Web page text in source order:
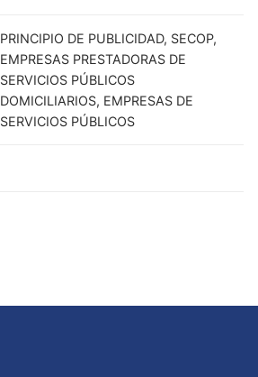
PRINCIPIO DE PUBLICIDAD, SECOP,
EMPRESAS PRESTADORAS DE
SERVICIOS PÚBLICOS
DOMICILIARIOS, EMPRESAS DE
SERVICIOS PÚBLICOS